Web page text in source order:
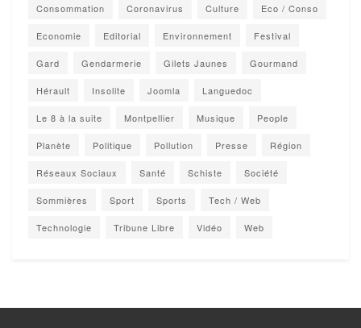
Consommation Coronavirus Culture Eco / Conso
Economie Editorial Environnement Festival
Gard Gendarmerie Gilets Jaunes Gourmand
Hérault Insolite Joomla Languedoc
Le 8 à la suite Montpellier Musique People
Planète Politique Pollution Presse Région
Réseaux Sociaux Santé Schiste Société
Sommières Sport Sports Tech / Web
Technologie Tribune Libre Vidéo Web